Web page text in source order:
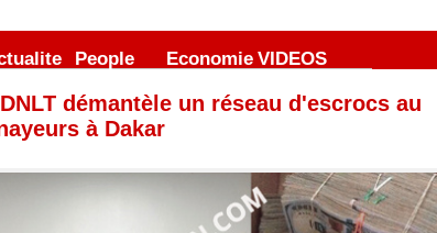
People Economie VIDEOS
démantèle un réseau d'escrocs au
à Dakar